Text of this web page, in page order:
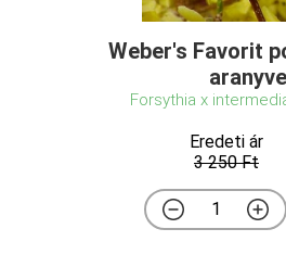
Weber's Favorit
Forsythia x
Eredeti ár
3 250 Ft